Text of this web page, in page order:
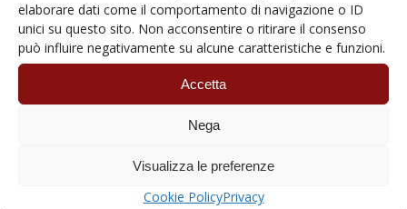
elaborare dati come il comportamento di navigazione o ID
unici su questo sito. Non acconsentire o ritirare il consenso
può influire negativamente su alcune caratteristiche e funzioni.
Accetta
Nega
Visualizza le preferenze
Cookie PolicyPrivacy
Accessori Punti di carico